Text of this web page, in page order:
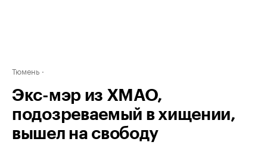
Тюмень
Экс-мэр из ХМАО,
подозреваемый в хищении,
вышел на свободу